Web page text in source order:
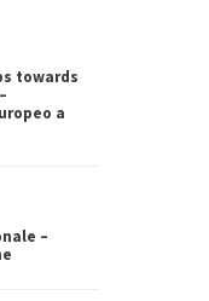
towards
a
–